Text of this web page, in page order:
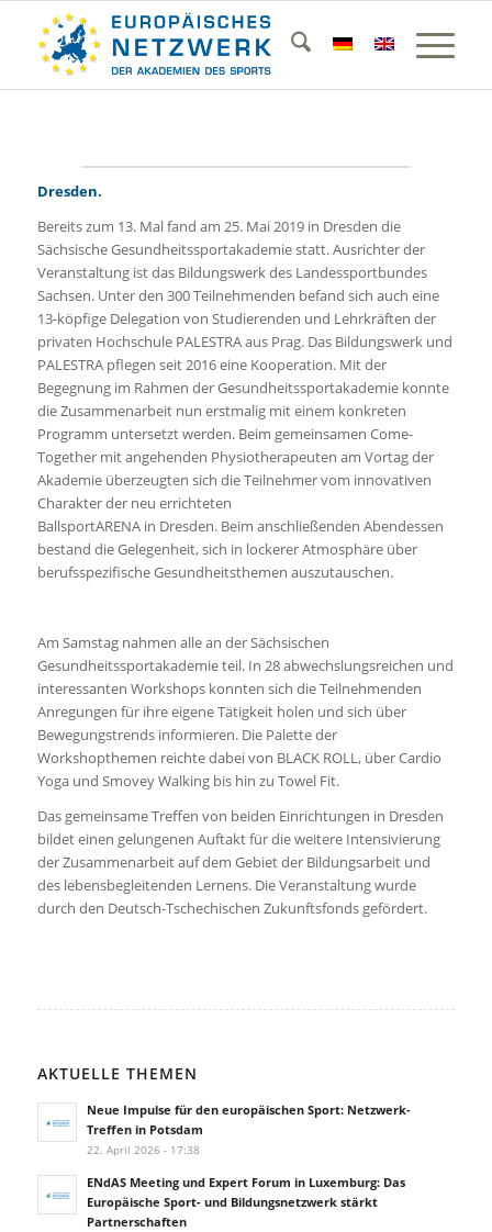
Dresden.
Bereits zum 13. Mal fand am 25. Mai 2019 in Dresden die
Sächsische Gesundheitssportakademie statt. Ausrichter der
Veranstaltung ist das Bildungswerk des Landessportbundes
Sachsen. Unter den 300 Teilnehmenden befand sich auch eine
13-köpfige Delegation von Studierenden und Lehrkräften der
privaten Hochschule PALESTRA aus Prag. Das Bildungswerk und
PALESTRA pflegen seit 2016 eine Kooperation. Mit der
Begegnung im Rahmen der Gesundheitssportakademie konnte
die Zusammenarbeit nun erstmalig mit einem konkreten
Programm untersetzt werden. Beim gemeinsamen Come-
Together mit angehenden Physiotherapeuten am Vortag der
Akademie überzeugten sich die Teilnehmer vom innovativen
Charakter der neu errichteten
BallsportARENA in Dresden. Beim anschließenden Abendessen
bestand die Gelegenheit, sich in lockerer Atmosphäre über
berufsspezifische Gesundheitsthemen auszutauschen.
Am Samstag nahmen alle an der Sächsischen
Gesundheitssportakademie teil. In 28 abwechslungsreichen und
interessanten Workshops konnten sich die Teilnehmenden
Anregungen für ihre eigene Tätigkeit holen und sich über
Bewegungstrends informieren. Die Palette der
Workshopthemen reichte dabei von BLACK ROLL, über Cardio
Yoga und Smovey Walking bis hin zu Towel Fit.
Das gemeinsame Treffen von beiden Einrichtungen in Dresden
bildet einen gelungenen Auftakt für die weitere Intensivierung
der Zusammenarbeit auf dem Gebiet der Bildungsarbeit und
des lebensbegleitenden Lernens. Die Veranstaltung wurde
durch den Deutsch-Tschechischen Zukunftsfonds gefördert.
AKTUELLE THEMEN
Neue Impulse für den europäischen Sport: Netzwerk-
Treffen in Potsdam
22. April 2026 - 17:38
ENdAS Meeting und Expert Forum in Luxemburg: Das
Europäische Sport- und Bildungsnetzwerk stärkt
Partnerschaften